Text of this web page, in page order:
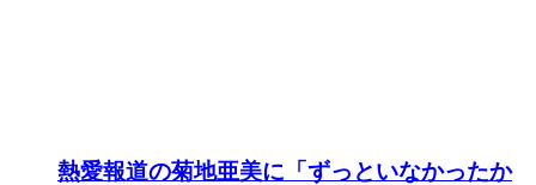
熱愛報道の菊地亜美に「ずっといなかったか